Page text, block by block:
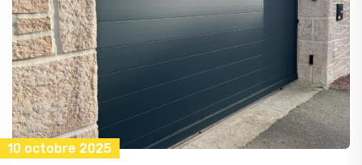
10 octobre 2025